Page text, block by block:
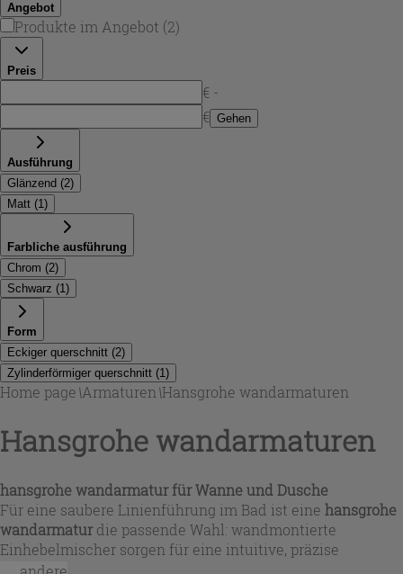
Angebot
Produkte im Angebot (2)
Preis
€ -
€ Gehen
Ausführung
Glänzend (2)
Matt (1)
Farbliche ausführung
Chrom (2)
Schwarz (1)
Form
Eckiger querschnitt (2)
Zylinderförmiger querschnitt (1)
Home page\Armaturen \Hansgrohe wandarmaturen
Hansgrohe wandarmaturen
hansgrohe wandarmatur für Wanne und Dusche
Für eine saubere Linienführung im Bad ist eine hansgrohe
wandarmaturdie passende Wahl: wandmontierte
Einhebelmischer sorgen für eine intuitive, präzise
Steuerung von Temperatur und Durchfluss. In dieser